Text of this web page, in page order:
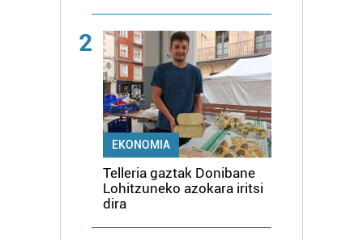
2
EKONOMIA
Telleria gaztak Donibane
Lohitzuneko azokara iritsi
dira